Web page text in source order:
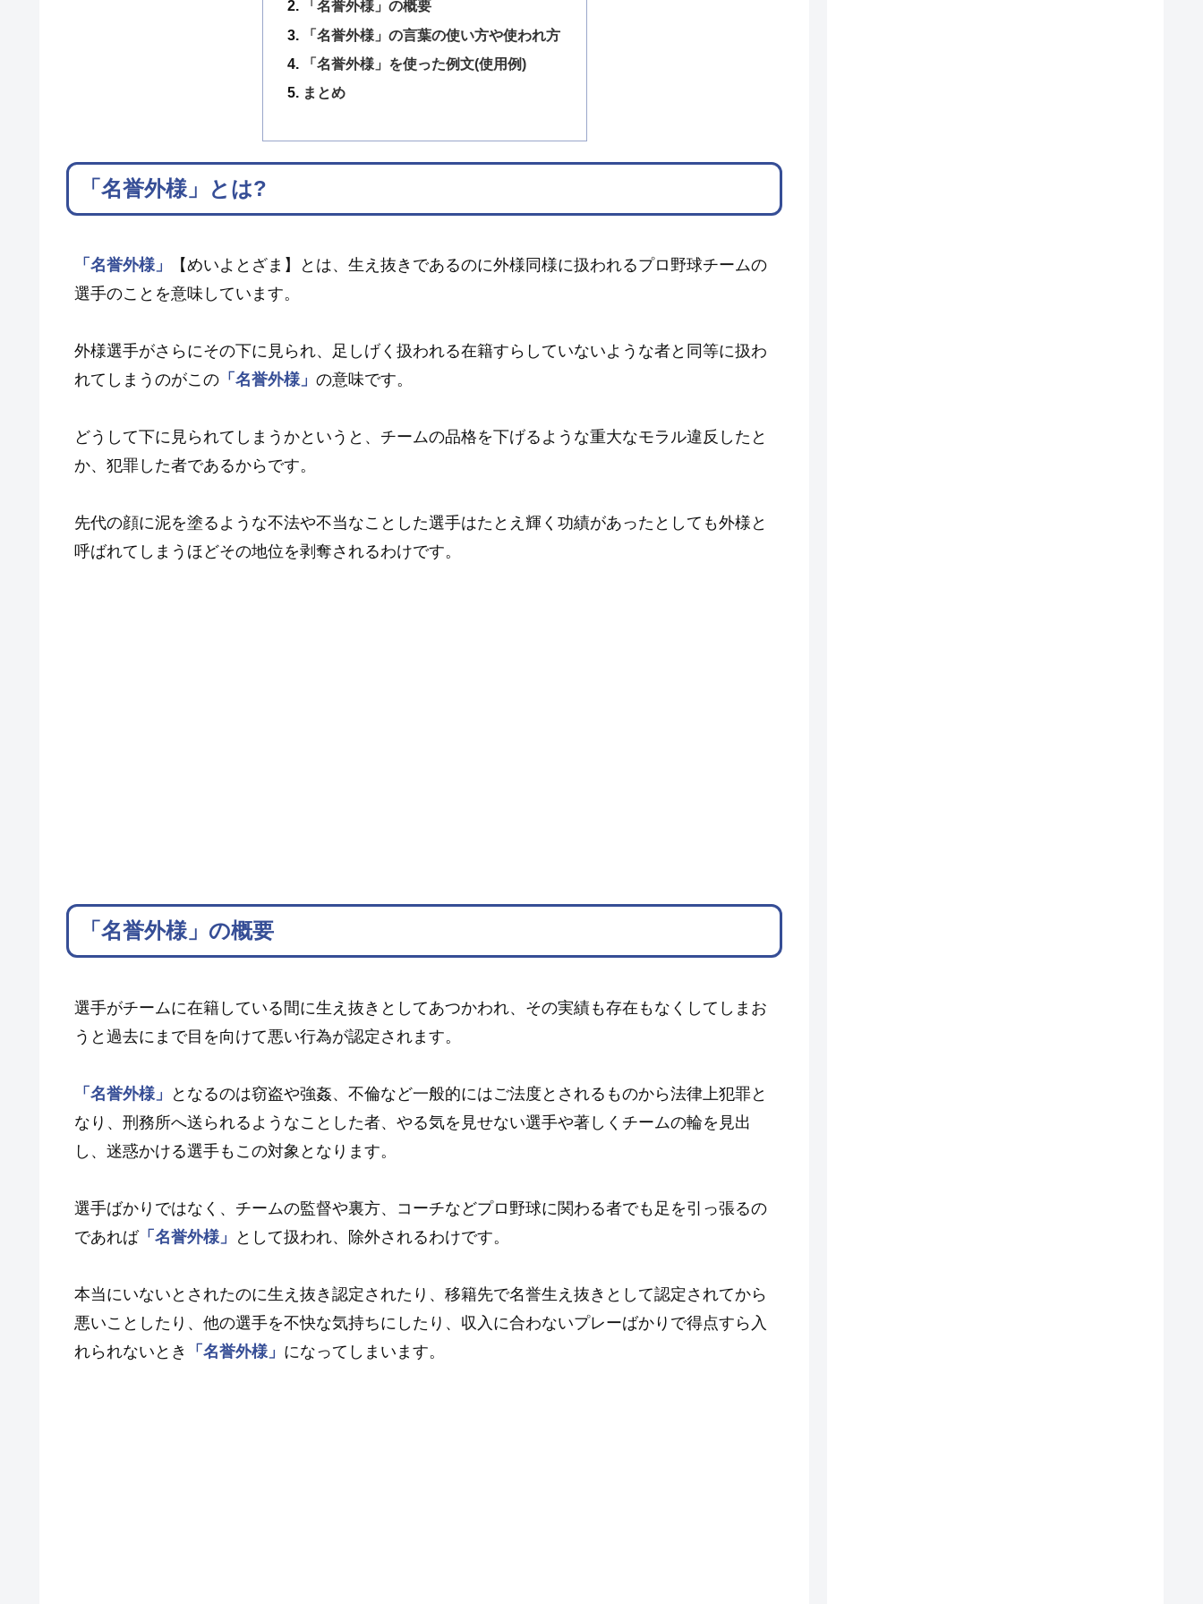
「名誉外様」の概要
「名誉外様」の言葉の使い方や使われ方
「名誉外様」を使った例文(使用例)
まとめ
「名誉外様」とは?
「名誉外様」
【めいよとざま】とは、生え抜きであるのに外様同様に扱われるプロ野球チームの
選手のことを意味しています。
外様選手がさらにその下に見られ、足しげく扱われる在籍すらしていないような者と同等に扱わ
れてしまうのがこの 「名誉外様」 の意味です。
どうして下に見られてしまうかというと、チームの品格を下げるような重大なモラル違反したと
か、犯罪した者であるからです。
先代の顔に泥を塗るような不法や不当なことした選手はたとえ輝く功績があったとしても外様と
呼ばれてしまうほどその地位を剥奪されるわけです。
「名誉外様」の概要
選手がチームに在籍している間に生え抜きとしてあつかわれ、その実績も存在もなくしてしまお
うと過去にまで目を向けて悪い行為が認定されます。
「名誉外様」
となるのは窃盗や強姦、不倫など一般的にはご法度とされるものから法律上犯罪と
なり、刑務所へ送られるようなことした者、やる気を見せない選手や著しくチームの輪を見出
し、迷惑かける選手もこの対象となります。
選手ばかりではなく、チームの監督や裏方、コーチなどプロ野球に関わる者でも足を引っ張るの
であれば「名誉外様」 として扱われ、除外されるわけです。
本当にいないとされたのに生え抜き認定されたり、移籍先で名誉生え抜きとして認定されてから
悪いことしたり、他の選手を不快な気持ちにしたり、収入に合わないプレーばかりで得点すら入
れられないとき
「名誉外様」 になってしまいます。